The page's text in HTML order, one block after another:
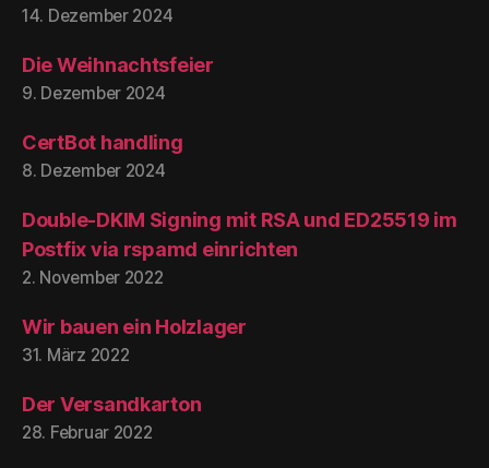
14. Dezember 2024
Die Weihnachtsfeier
9. Dezember 2024
CertBot handling
8. Dezember 2024
Double-DKIM Signing mit RSA und ED25519 im
Postfix via rspamd einrichten
2. November 2022
Wir bauen ein Holzlager
31. März 2022
Der Versandkarton
28. Februar 2022